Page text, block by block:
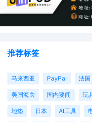
推荐标签
马来西亚 PayPal 法国
美国海关 国内要闻 玩
地垫 日本 AI工具